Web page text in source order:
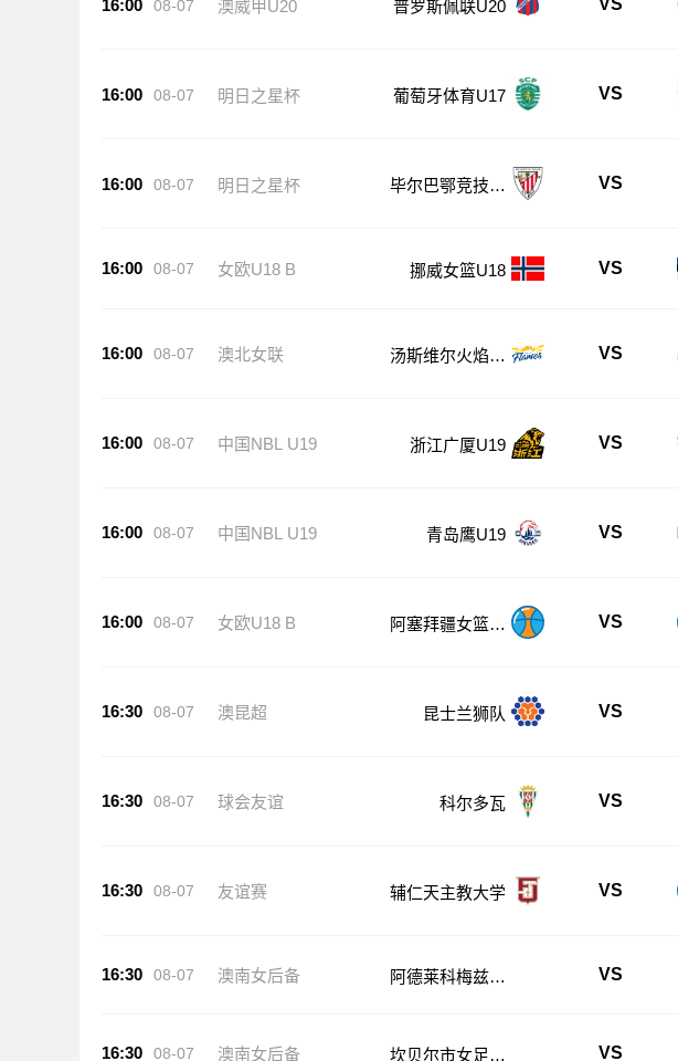
16:00 08-07 澳威甲U20 普罗斯佩联U20 VS
16:00 08-07 明日之星杯 葡萄牙体育U17 VS
16:00 08-07 明日之星杯
毕尔巴鄂竞技U
VS
16:00 08-07 女欧U18 B 挪威女篮U18 VS
16:00 08-07 澳北女联
汤斯维尔火焰女
VS
16:00 08-07 中国NBL U19 浙江广厦U19 VS
16:00 08-07 中国NBL U19 青岛鹰U19 VS
16:00 08-07 女欧U18 B
阿塞拜疆女篮U
VS
16:30 08-07 澳昆超 昆士兰狮队 VS
16:30 08-07 球会友谊 科尔多瓦 VS
16:30 08-07 友谊赛 辅仁天主教大学 VS
16:30 08-07 澳南女后备
阿德莱科梅兹女
VS